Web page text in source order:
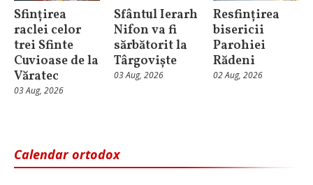
Sfințirea
raclei celor
trei Sfinte
Cuvioase de la
Văratec
03 Aug, 2026
Sfântul Ierarh
Nifon va fi
sărbătorit la
Târgoviște
03 Aug, 2026
Resfințirea
bisericii
Parohiei
Rădeni
02 Aug, 2026
Calendar ortodox